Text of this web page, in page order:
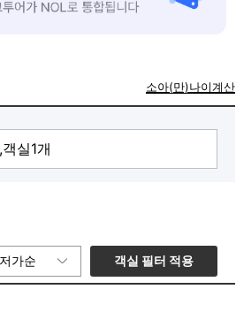
소아(만)나이계산
가순 객실 필터 적용